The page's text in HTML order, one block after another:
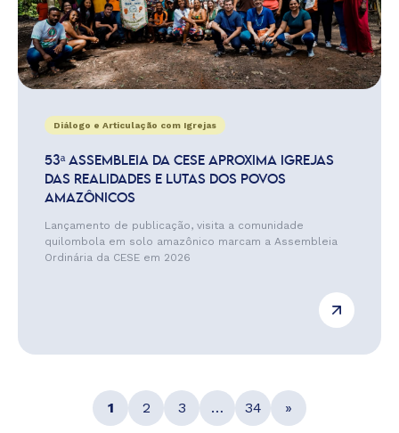
Diálogo e Articulação com Igrejas
53ª ASSEMBLEIA DA CESE APROXIMA IGREJAS
DAS REALIDADES E LUTAS DOS POVOS
AMAZÔNICOS
Lançamento de publicação, visita a comunidade
quilombola em solo amazônico marcam a Assembleia
Ordinária da CESE em 2026
1 2 3 … 34 »